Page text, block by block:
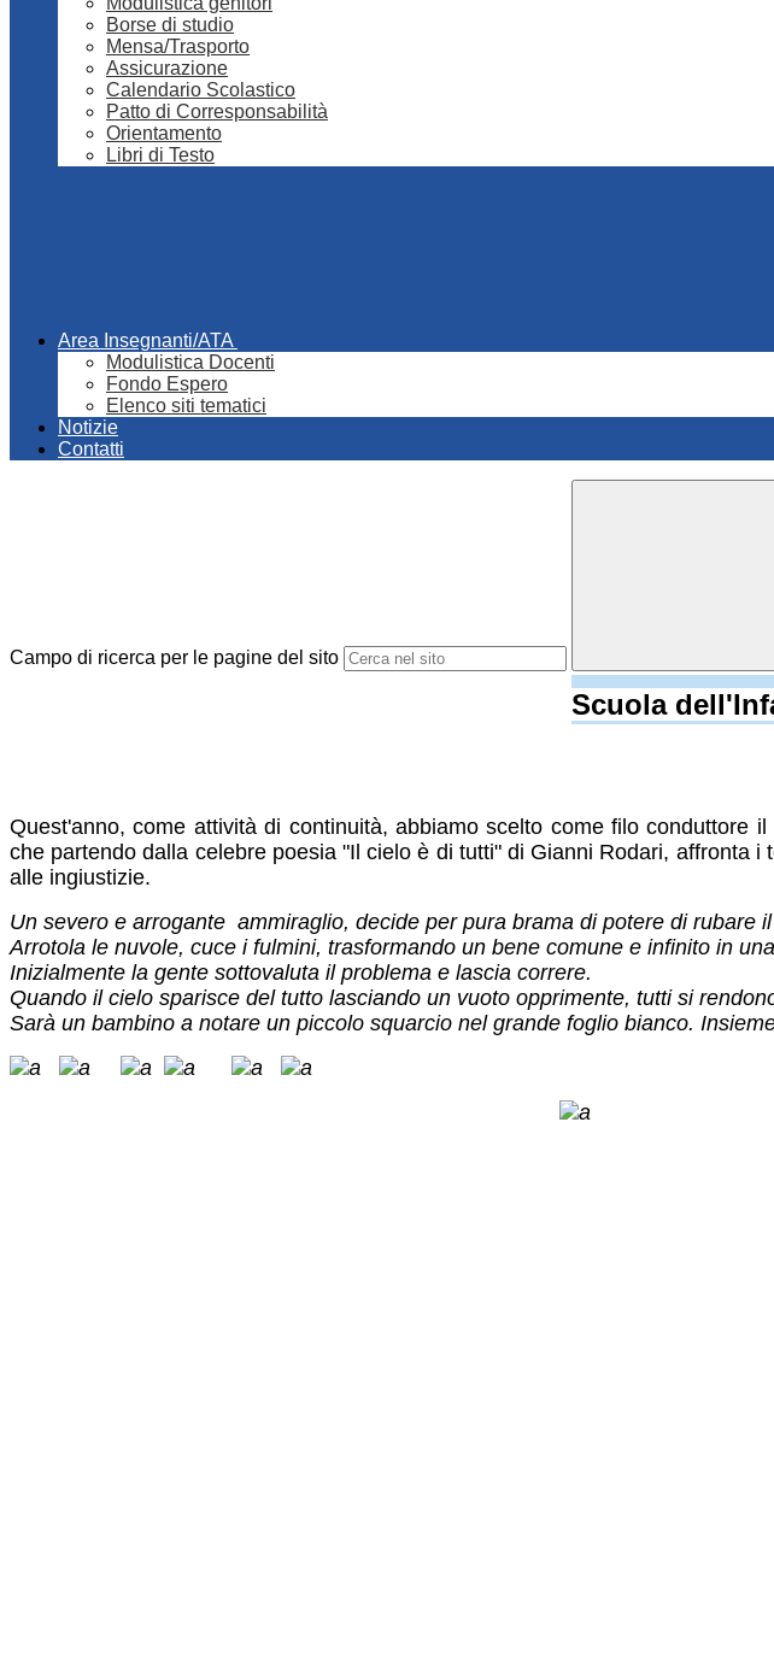
Borse di studio
Mensa/Trasporto
Assicurazione
Calendario Scolastico
Patto di Corresponsabilità
Orientamento
Libri di Testo
Area Insegnanti/ATA
Modulistica Docenti
Fondo Espero
Elenco siti tematici
Notizie
Contatti
Campo di ricerca per le pagine del sito
Scuola
Quest'anno, come attività di continuità, abbiamo scelto come filo conduttore il
che partendo dalla celebre poesia "Il cielo è di tutti" di Gianni Rodari, affronta
alle ingiustizie.
Un severo e arrogante ammiraglio, decide per pura brama di potere di rubare
Arrotola le nuvole, cuce i fulmini, trasformando un bene comune e infinito in
Inizialmente la gente sottovaluta il problema e lascia correre.
Quando il cielo sparisce del tutto lasciando un vuoto opprimente, tutti si
Sarà un bambino a notare un piccolo squarcio nel grande foglio bianco.